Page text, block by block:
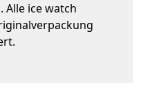
ice watch